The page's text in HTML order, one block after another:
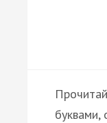
буквами,